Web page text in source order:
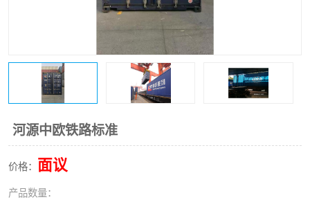
河源中欧铁路标准
价格： 面议
产品数量：
DHL国际快递电话 深圳国际快递